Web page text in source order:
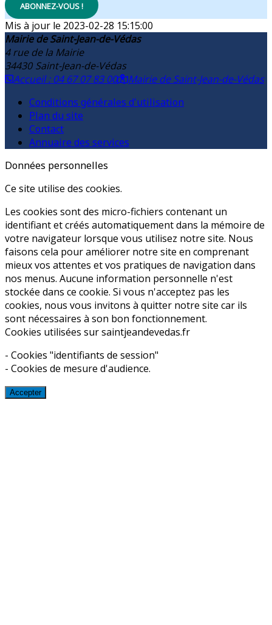
ABONNEZ-VOUS !
2023-02-28 15:15:00
Mairie de Saint-Jean-de-Védas
4 rue de la Mairie
34430 Saint-Jean-de-Védas
Accueil : 04 67 07 83 00
Mairie de Saint-Jean-de-Védas
Conditions générales d'utilisation
Plan du site
Contact
Annuaire des services
Données personnelles
Ce site utilise des cookies.
Les cookies sont des micro-fichiers contenant un
identifiant et créés automatiquement dans la mémoire de
votre navigateur lorsque vous utilisez notre site. Nous
faisons cela pour améliorer notre site en comprenant
mieux vos attentes et vos pratiques de navigation dans
nos menus. Aucune information personnelle n'est
stockée dans ce cookie. Si vous n'acceptez pas les
cookies, nous vous invitons à quitter notre site car ils
sont nécessaires à son bon fonctionnement.
Cookies utilisées sur saintjeandevedas.fr
- Cookies "identifiants de session"
- Cookies de mesure d'audience.
Accepter